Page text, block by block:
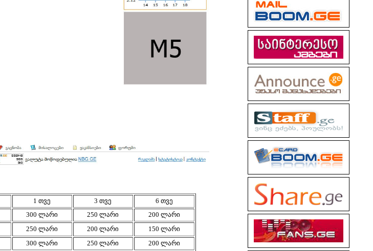
1 თვე 3 თვე
6 თვე
300 ლარი 250 ლარი
200 ლარი
250 ლარი 200 ლარი
150 ლარი
300 ლარი 250 ლარი
200 ლარი